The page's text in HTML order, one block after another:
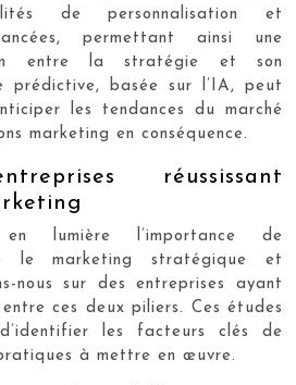
de personnalisation et
permettant ainsi une
entre la stratégie et son
prédictive, basée sur l’IA, peut
les tendances du marché
marketing en conséquence.
réussissant
lumière l’importance de
le marketing stratégique et
nous sur des entreprises ayant
ces deux piliers. Ces études
les facteurs clés de
à mettre en œuvre.